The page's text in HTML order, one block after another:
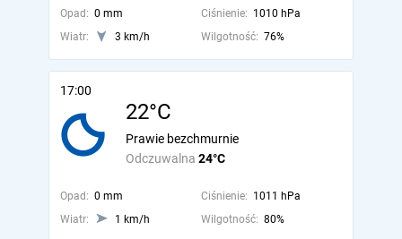
Opad: 0 mm Ciśnienie: 1010 hPa
Wiatr:
3 km/h Wilgotność: 76%
17:00
22°C
Odczuwalna 24°C
Prawie bezchmurnie
Opad: 0 mm Ciśnienie: 1011 hPa
Wiatr:
1 km/h Wilgotność: 80%